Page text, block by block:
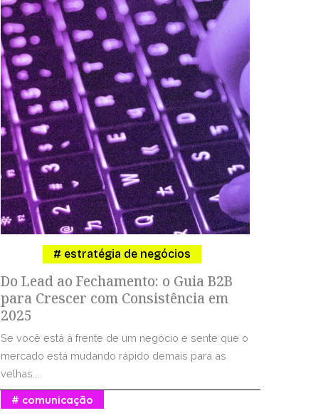
Do Lead ao Fechamento: o Guia B2B
para Crescer com Consistência em
2025
estratégia de negócios
Se você está à frente de um negócio e sente que o
mercado está mudando rápido demais para as
velhas...
comunicação